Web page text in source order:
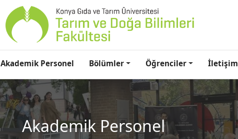
Akademik Personel Bölümler Öğrenciler İletişim
Akademik Personel